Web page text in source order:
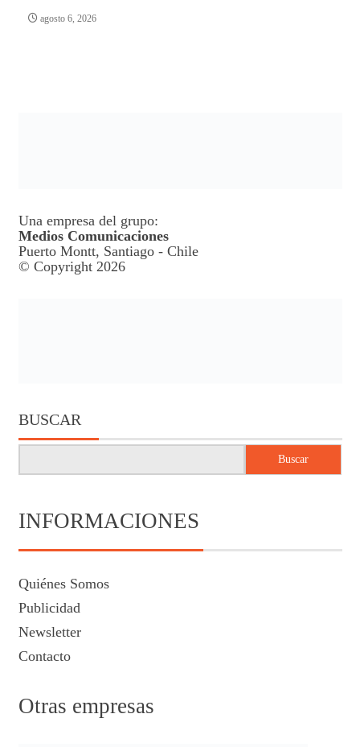
agosto 6, 2026
Una empresa del grupo:
Medios Comunicaciones
Puerto Montt, Santiago - Chile
© Copyright 2026
BUSCAR
Buscar
INFORMACIONES
Quiénes Somos
Publicidad
Newsletter
Contacto
Otras empresas